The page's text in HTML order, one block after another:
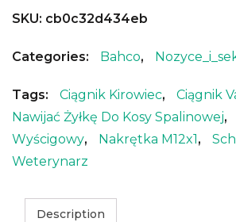
SKU: cb0c32d434eb
Categories: Bahco,
Tags: Ciągnik Kirowiec, Ciągnik
Nawijać Żyłkę Do Kosy Spalinowej,
Wyścigowy, Nakrętka M12x1,
Weterynarz
Description